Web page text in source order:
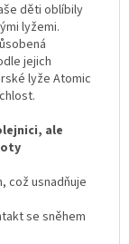
děti oblíbily
lyžemi.
jejich
lyže Atomic
ale
což usnadňuje
se sněhem